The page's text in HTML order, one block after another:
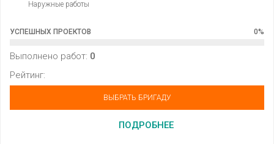
Наружные работы
УСПЕШНЫХ ПРОЕКТОВ 0%
Выполнено работ: 0
Рейтинг:
ВЫБРАТЬ БРИГАДУ
ПОДРОБНЕЕ